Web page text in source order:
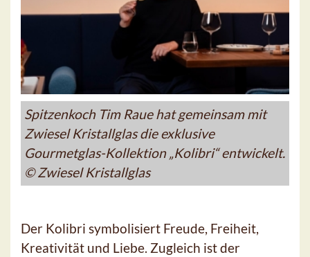
Spitzenkoch Tim Raue hat gemeinsam mit
Zwiesel Kristallglas die exklusive
Gourmetglas-Kollektion „Kolibri“ entwickelt.
© Zwiesel Kristallglas
Der Kolibri symbolisiert Freude, Freiheit,
Kreativität und Liebe. Zugleich ist der